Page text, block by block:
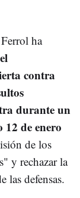
ha
contra
durante un
de enero
de los
y rechazar la
las defensas.